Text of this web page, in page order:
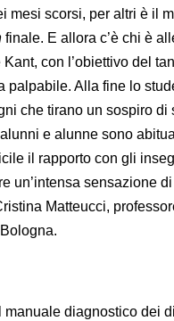
mesi scorsi, per altri è il
finale. E allora c’è chi è
con l’obiettivo del
palpabile. Alla fine lo
che tirano un sospiro di
e alunne sono
il rapporto con gli
un’intensa sensazione di
Matteucci,
manuale diagnostico dei